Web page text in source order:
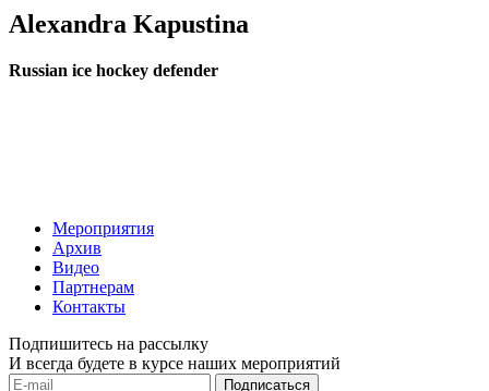
Alexandra Kapustina
Russian ice hockey defender
Мероприятия
Архив
Видео
Партнерам
Контакты
Подпишитесь на рассылку
И всегда будете в курсе наших мероприятий
Подписаться